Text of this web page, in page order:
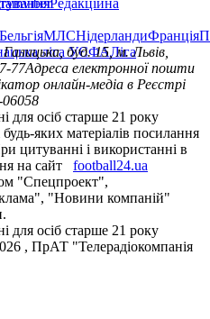
Редакційна
viber
БельгіяМЛСНідерландиФранція
ліга УЄФАЛіга
Галицька, буд. 15, м. Львів,
77Адреса електронної пошти
онлайн-медіа в Реєстрі
06058
для осіб старше 21 року
яких матеріалів посилання
цитуванні і використанні в
на сайт
football24.ua
"Спецпроект",
"Новини компаній"
для осіб старше 21 року
, ПрАТ "Телерадіокомпанія